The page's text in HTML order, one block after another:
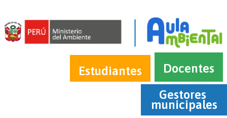
Estudiantes
Docentes
Gestores
municipales